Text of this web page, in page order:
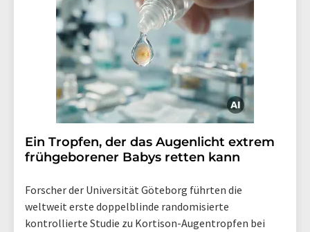
Ein Tropfen, der das Augenlicht extrem
frühgeborener Babys retten kann
Forscher der Universität Göteborg führten die
weltweit erste doppelblinde randomisierte
kontrollierte Studie zu Kortison-Augentropfen bei